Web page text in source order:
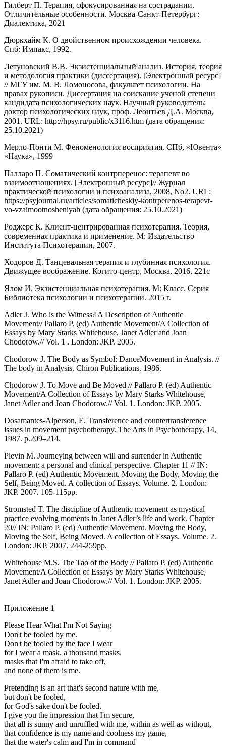
Гилберт П. Терапия, сфокусированная на сострадании.
Отличительные особенности. Москва-Санкт-Петербург:
Диалектика, 2021
Дюркхайм К. О двойственном происхождении человека. –
Спб: Импакс, 1992.
Летуновский В.В. Экзистенциальный анализ. История, теория
и методология практики (диссертация). [Электронный ресурс]
// МГУ им. М. В. Ломоносова, факультет психологии. На
правах рукописи. Диссертация на соискание ученой степени
кандидата психологических наук. Научный руководитель:
доктор психологических наук, проф. Леонтьев Д.А. Москва,
2001. URL: http://hpsy.ru/public/x3116.htm (дата обращения:
25.10.2021)
Мерло-Понти М. Феноменология восприятия. СПб, «Ювента»
«Наука», 1999
Палларо П. Соматический контрперенос: терапевт во
взаимоотношениях. [Электронный ресурс]// Журнал
практической психологии и психоанализа, 2008, No2. URL:
https://psyjournal.ru/articles/somaticheskiy-kontrperenos-terapevt-
vo-vzaimootnosheniyah (дата обращения: 25.10.2021)
Роджерс К. Клиент-центрированная психотерапия. Теория,
современная практика и применение. М: Издательство
Института Психотерапии, 2007.
Ходоров Д. Танцевальная терапия и глубинная психология.
Движущее воображение. Когито-центр, Москва, 2016, 221с
Ялом И. Экзистенциальная психотерапия. М: Класс. Серия
Библиотека психологии и психотерапии. 2015 г.
Adler J. Who is the Witness? A Description of Authentic
Movement// Pallaro P. (ed) Authentic Movement/A Collection of
Essays by Mary Starks Whitehouse, Janet Adler and Joan
Chodorow.// Vol. 1 . London: JKP. 2005.
Chodorow J. The Body as Symbol: DanceMovement in Analysis. //
The body in Analysis. Chiron Publications. 1986.
Chodorow J. To Move and Be Moved // Pallaro P. (ed) Authentic
Movement/A Collection of Essays by Mary Starks Whitehouse,
Janet Adler and Joan Chodorow.// Vol. 1. London: JKP. 2005.
Dosamantes-Alperson, E. Transference and countertransference
issues in movement psychotherapy. The Arts in Psychotherapy, 14,
1987. p.209–214.
Plevin M. Journeying between will and surrender in Authentic
movement: a personal and clinical perspective. Chapter 11 // IN:
Pallaro P. (ed) Authentic Movement. Moving the Body, Moving the
Self, Being Moved. A collection of Essays. Volume. 2. London:
JKP. 2007. 105-115pp.
Stromsted T. The discipline of Authentic movement as mystical
practice evolving moments in Janet Adler’s life and work. Chapter
20// IN: Pallaro P. (ed) Authentic Movement. Moving the Body,
Moving the Self, Being Moved. A collection of Essays. Volume. 2.
London: JKP. 2007. 244-259pp.
Whitehouse M.S. The Tao of the Body // Pallaro P. (ed) Authentic
Movement/A Collection of Essays by Mary Starks Whitehouse,
Janet Adler and Joan Chodorow.// Vol. 1. London: JKP. 2005.
Приложение 1
Please Hear What I'm Not Saying
Don't be fooled by me.
Don't be fooled by the face I wear
for I wear a mask, a thousand masks,
masks that I'm afraid to take off,
and none of them is me.
Pretending is an art that's second nature with me,
but don't be fooled,
for God's sake don't be fooled.
I give you the impression that I'm secure,
that all is sunny and unruffled with me, within as well as without,
that confidence is my name and coolness my game,
that the water's calm and I'm in command